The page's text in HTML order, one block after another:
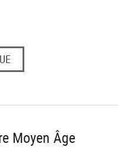
Moyen Âge